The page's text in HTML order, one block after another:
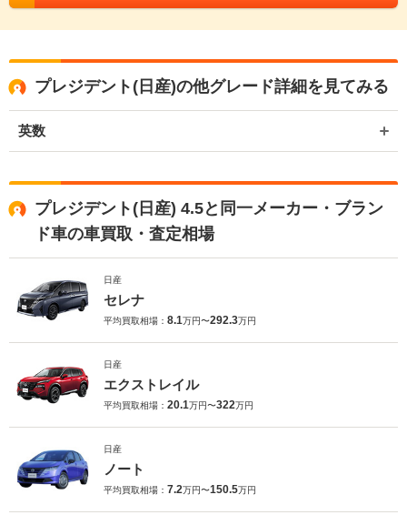
プレジデント(日産)の他グレード詳細を見てみる
英数
プレジデント(日産) 4.5と同一メーカー・ブラン
ド車の車買取・査定相場
日産
セレナ
平均買取相場： 8.1万円〜292.3万円
日産
エクストレイル
平均買取相場： 20.1万円〜322万円
日産
ノート
平均買取相場： 7.2万円〜150.5万円